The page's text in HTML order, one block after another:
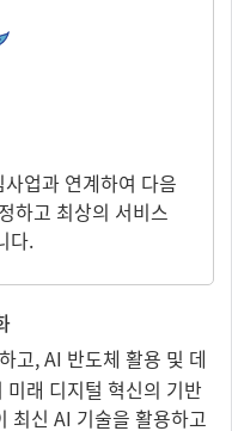
업과 연계하여 다음
하고 최상의 서비스
다.
고, AI 반도체 활용 및 데
래 디지털 혁신의 기반
최신 AI 기술을 활용하고